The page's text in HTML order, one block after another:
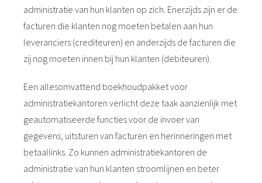
administratie van hun klanten op zich. Enerzijds zijn er de
facturen die klanten nog moeten betalen aan hun
leveranciers (crediteuren) en anderzijds de facturen die
zij nog moeten innen bij hun klanten (debiteuren).
Een allesomvattend boekhoudpakket voor
administratiekantoren verlicht deze taak aanzienlijk met
geautomatiseerde functies voor de invoer van
gegevens, uitsturen van facturen en herinneringen met
betaallinks. Zo kunnen administratiekantoren de
administratie van hun klanten stroomlijnen en beter